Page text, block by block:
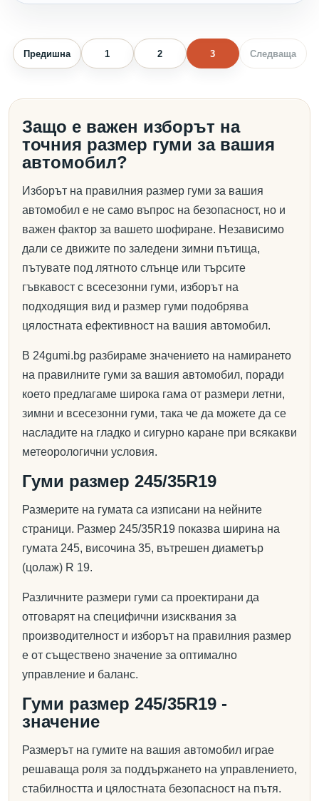
Предишна 1 2 3 Следваща
Защо е важен изборът на
точния размер гуми за вашия
автомобил?
Изборът на правилния размер гуми за вашия
автомобил е не само въпрос на безопасност, но и
важен фактор за вашето шофиране. Независимо
дали се движите по заледени зимни пътища,
пътувате под лятното слънце или търсите
гъвкавост с всесезонни гуми, изборът на
подходящия вид и размер гуми подобрява
цялостната ефективност на вашия автомобил.
В 24gumi.bg разбираме значението на намирането
на правилните гуми за вашия автомобил, поради
което предлагаме широка гама от размери летни,
зимни и всесезонни гуми, така че да можете да се
насладите на гладко и сигурно каране при всякакви
метеорологични условия.
Гуми размер 245/35R19
Размерите на гумата са изписани на нейните
страници. Размер 245/35R19 показва ширина на
гумата 245, височина 35, вътрешен диаметър
(цолаж) R 19.
Различните размери гуми са проектирани да
отговарят на специфични изисквания за
производителност и изборът на правилния размер
е от съществено значение за оптимално
управление и баланс.
Гуми размер 245/35R19 -
значение
Размерът на гумите на вашия автомобил играе
решаваща роля за поддържането на управлението,
стабилността и цялостната безопасност на пътя.